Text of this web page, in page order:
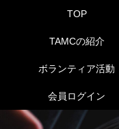
TOP
TAMCの紹介
ボランティア活動
会員ログイン